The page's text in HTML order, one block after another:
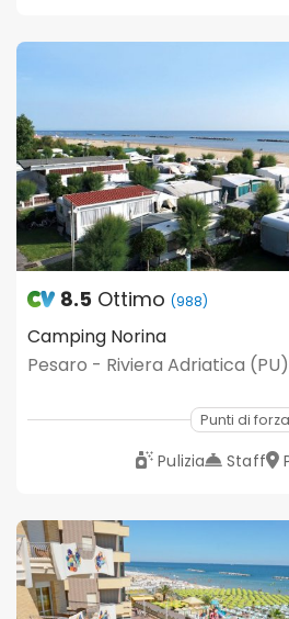
8.5 Ottimo (988)
Camping Norina
Pesaro - Riviera Adriatica (PU)
Punti di forza
Pulizia Staff